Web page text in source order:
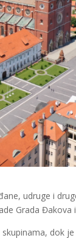
udruge i
Grada Đakova
dok